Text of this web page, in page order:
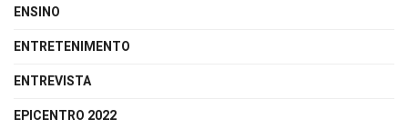
ENSINO
ENTRETENIMENTO
ENTREVISTA
EPICENTRO 2022